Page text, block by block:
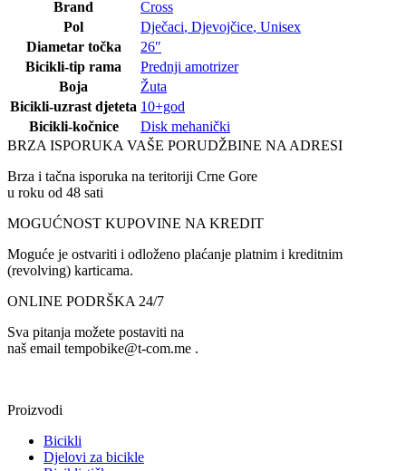
Brand
Cross
Pol
Dječaci, Djevojčice, Unisex
Diametar točka
26″
Bicikli-tip rama
Prednji amotrizer
Boja
Žuta
Bicikli-uzrast djeteta 10+god
Bicikli-kočnice
Disk mehanički
BRZA ISPORUKA VAŠE PORUDŽBINE NA ADRESI
Brza i tačna isporuka na teritoriji Crne Gore
u roku od 48 sati
MOGUĆNOST KUPOVINE NA KREDIT
Moguće je ostvariti i odloženo plaćanje platnim i kreditnim
(revolving) karticama.
ONLINE PODRŠKA 24/7
Sva pitanja možete postaviti na
naš email tempobike@t-com.me .
Proizvodi
Bicikli
Djelovi za bicikle